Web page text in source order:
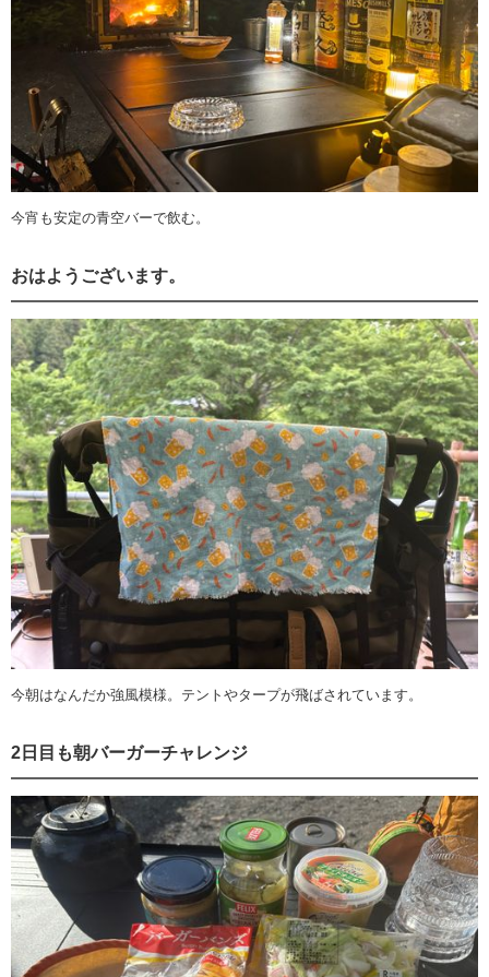
今宵も安定の青空バーで飲む。
おはようございます。
今朝はなんだか強風模様。テントやタープが飛ばされています。
2日目も朝バーガーチャレンジ